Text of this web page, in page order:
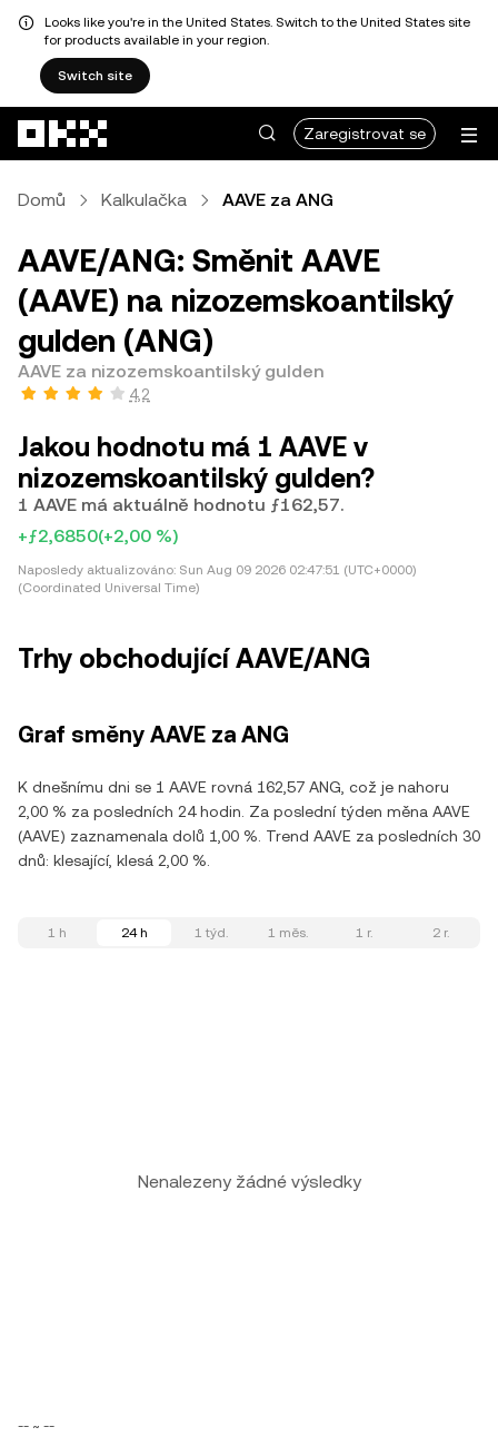
Looks like you're in the United States. Switch to the United States site
for products available in your region.
Switch site
Zaregistrovat se
Domů Kalkulačka AAVE za ANG
AAVE/ANG: Směnit AAVE
(AAVE) na nizozemskoantilský
gulden (ANG)
AAVE za nizozemskoantilský gulden
4,2
Jakou hodnotu má 1 AAVE v
nizozemskoantilský gulden?
1 AAVE má aktuálně hodnotu ƒ162,57.
+ƒ2,6850(+2,00 %)
Naposledy aktualizováno: Sun Aug 09 2026 02:47:51 (UTC+0000)
(Coordinated Universal Time)
Trhy obchodující AAVE/ANG
Graf směny AAVE za ANG
K dnešnímu dni se 1 AAVE rovná 162,57 ANG, což je nahoru
2,00 % za posledních 24 hodin. Za poslední týden měna AAVE
(AAVE) zaznamenala dolů 1,00 %. Trend AAVE za posledních 30
dnů: klesající, klesá 2,00 %.
1 h 24 h 1 týd. 1 měs. 1 r. 2 r.
Nenalezeny žádné výsledky
-- ~ --